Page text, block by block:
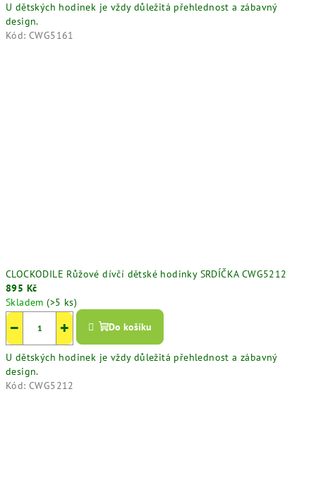
U dětských hodinek je vždy důležitá přehlednost a zábavný
design.
Kód: CWG5161
CLOCKODILE Růžové dívčí dětské hodinky SRDÍČKA CWG5212
895 Kč
Skladem(>5 ks)
+
− Do košíku
U dětských hodinek je vždy důležitá přehlednost a zábavný
design.
Kód: CWG5212